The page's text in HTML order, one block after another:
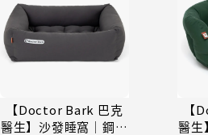
【Doctor Bark 巴克
醫生】沙發睡窩｜鋼鐵
【
醫生